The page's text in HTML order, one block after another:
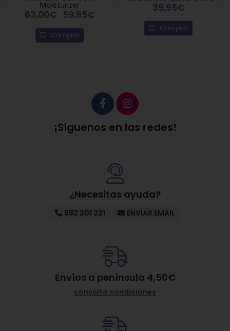
Moisturizer
63,00€ 59,85€
Comprar
39,95€
Comprar
¡Síguenos en las redes!
¿Necesitas ayuda?
982 201 221 ENVIAR EMAIL
Envíos a península 4,50€
consulta condiciones